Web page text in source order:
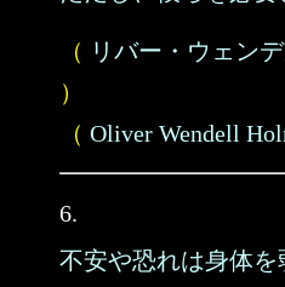
（ リバー・ウェン
）
（ Oliver Wendell
6.
不安や恐れは身体